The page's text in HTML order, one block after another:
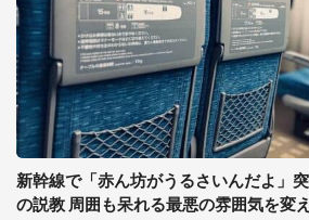
新幹線で「赤ん坊がうるさいんだよ」
の説教 周囲も呆れる最悪の雰囲気を変